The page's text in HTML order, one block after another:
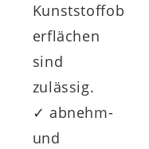
Kunststoffob
erflächen
sind
zulässig.
✓ abnehm-
und